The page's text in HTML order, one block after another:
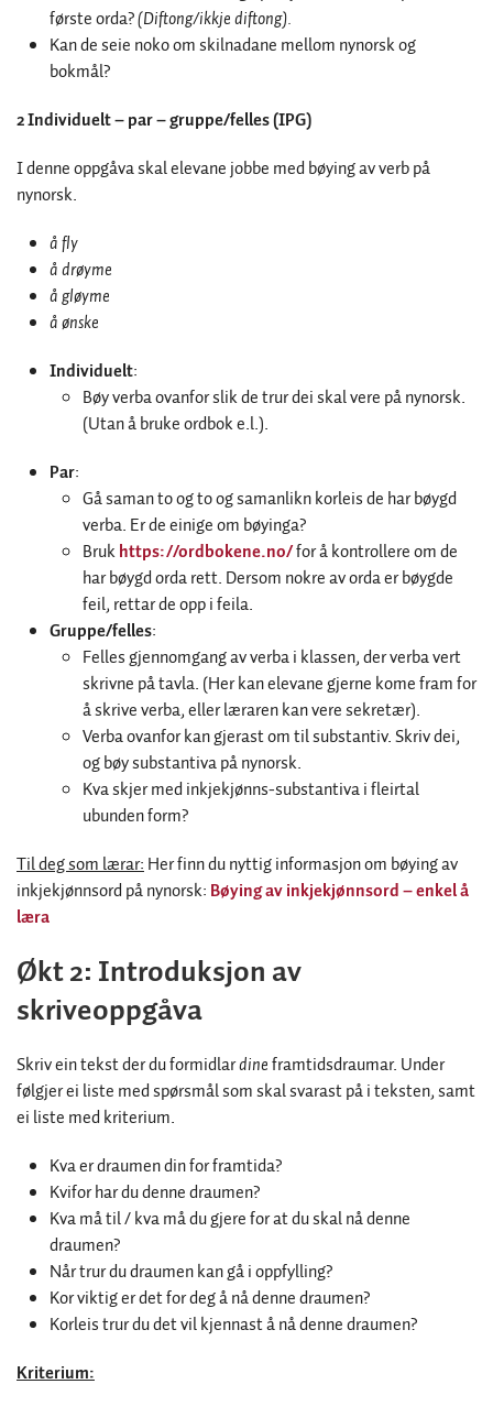
første orda?(Diftong/ikkje diftong).
Kan de seie noko om skilnadane mellom nynorsk og
bokmål?
2 Individuelt – par – gruppe/felles (IPG)
I denne oppgåva skal elevane jobbe med bøying av verb på
nynorsk.
å fly
å drøyme
å gløyme
å ønske
Individuelt:
Bøy verba ovanfor slik de trur dei skal vere på nynorsk.
(Utan å bruke ordbok e.l.).
Par:
Gå saman to og to og samanlikn korleis de har bøygd
verba. Er de einige om bøyinga?
Brukhttps://ordbokene.no/for å kontrollere om de
har bøygd orda rett. Dersom nokre av orda er bøygde
feil, rettar de opp i feila.
Gruppe/felles:
Felles gjennomgang av verba i klassen, der verba vert
skrivne på tavla. (Her kan elevane gjerne kome fram for
å skrive verba, eller læraren kan vere sekretær).
Verba ovanfor kan gjerast om til substantiv. Skriv dei,
og bøy substantiva på nynorsk.
Kva skjer med inkjekjønns-substantiva i fleirtal
ubunden form?
Til deg som lærar:Her finn du nyttig informasjon om bøying av
inkjekjønnsord på nynorsk: Bøying av inkjekjønnsord – enkel å
læra
Økt 2: Introduksjon av
skriveoppgåva
Skriv ein tekst der du formidlardineframtidsdraumar. Under
følgjer ei liste med spørsmål som skal svarast på i teksten, samt
ei liste med kriterium.
Kva er draumen din for framtida?
Kvifor har du denne draumen?
Kva må til / kva må du gjere for at du skal nå denne
draumen?
Når trur du draumen kan gå i oppfylling?
Kor viktig er det for deg å nå denne draumen?
Korleis trur du det vil kjennast å nå denne draumen?
Kriterium: